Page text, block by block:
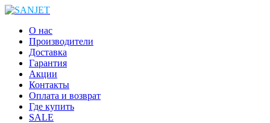
О нас
Производители
Доставка
Гарантия
Акции
Контакты
Оплата и возврат
Где купить
SALE